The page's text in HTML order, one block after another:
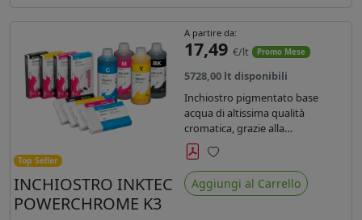
Top Seller
INCHIOSTRO INKTEC
POWERCHROME K3
A partire da:
17,49 €/lt Promo Mese
5728,00 lt disponibili
Inchiostro pigmentato base
acqua di altissima qualità
cromatica, grazie alla
concentrazione di pigmenti
permette di realizzare stampe di
altissima qualità e ridurre la curva
colore fino ad un 20 % rispetto
Preferiti
Aggiungi al Carrello